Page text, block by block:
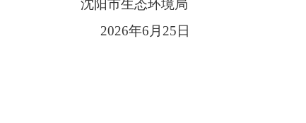
沈阳市生态环境局
2026年6月25日